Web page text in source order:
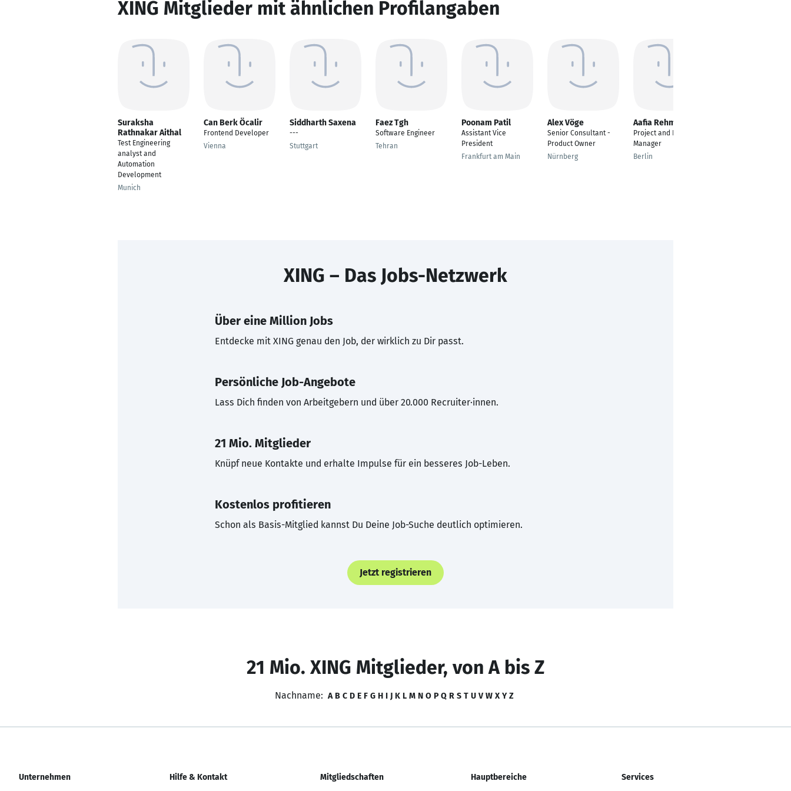
XING Mitglieder mit ähnlichen Profilangaben
Suraksha
Rathnakar Aithal
Test Engineering
analyst and
Automation
Development
Munich
Can Berk Öcalir
Frontend Developer
Vienna
Siddharth Saxena
---
Stuttgart
Faez Tgh
Software Engineer
Tehran
Poonam Patil
Assistant Vice
President
Frankfurt am Main
Alex Vöge
Senior Consultant -
Product Owner
Nürnberg
Aafia Rehman
Project and Product
Manager
Berlin
XING – Das Jobs-Netzwerk
Über eine Million Jobs
Entdecke mit XING genau den Job, der wirklich zu Dir passt.
Persönliche Job-Angebote
Lass Dich finden von Arbeitgebern und über 20.000 Recruiter·innen.
21 Mio. Mitglieder
Knüpf neue Kontakte und erhalte Impulse für ein besseres Job-Leben.
Kostenlos profitieren
Schon als Basis-Mitglied kannst Du Deine Job-Suche deutlich optimieren.
Jetzt registrieren
21 Mio. XING Mitglieder, von A bis Z
Nachname: A B C D E F G H I J K L M N O P Q R S T U V W X Y Z
Unternehmen Hilfe & Kontakt Mitgliedschaften Hauptbereiche Services